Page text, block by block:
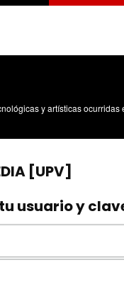
ocurridas en los tres